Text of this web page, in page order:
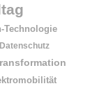
Technologie
Datenschutz